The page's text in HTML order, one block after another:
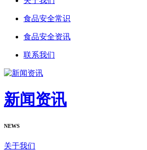
食品安全常识
食品安全资讯
联系我们
新闻资讯
NEWS
关于我们